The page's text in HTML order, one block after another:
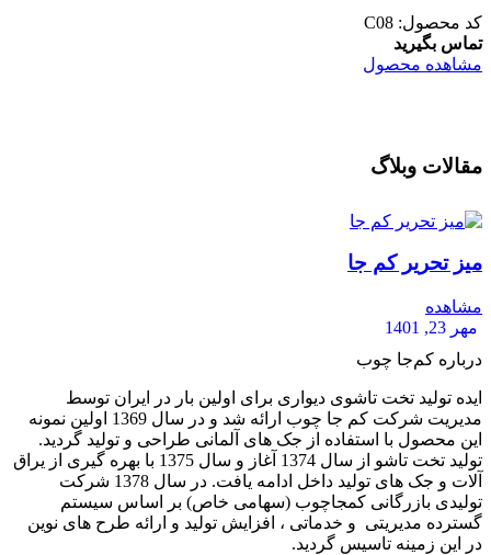
کد محصول: C08
تماس بگیرید
مشاهده محصول
مقالات وبلاگ
میز تحریر کم جا
مشاهده
مهر 23, 1401
درباره کم‌جا چوب
ایده تولید تخت تاشوی دیواری برای اولین بار در ایران توسط
مدیریت شرکت کم جا چوب ارائه شد و در سال 1369 اولین نمونه
این محصول با استفاده از جک های آلمانی طراحی و تولید گردید.
تولید تخت تاشو از سال 1374 آغاز و سال 1375 با بهره گیری از یراق
آلات و جک های تولید داخل ادامه یافت. در سال 1378 شرکت
تولیدی بازرگانی کمجاچوب (سهامی خاص) بر اساس سیستم
گسترده مدیریتی و خدماتی ، افزایش تولید و ارائه طرح های نوین
در این زمینه تاسیس گردید.